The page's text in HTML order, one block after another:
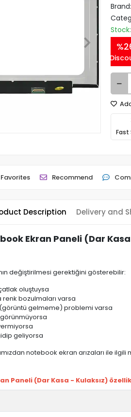
Brand:
Fast
Recommend
Description Delivery and
Ekran Paneli (Dar
değiştirilmesi gerektiğini gösterebilir:
oluştuysa
bozulmaları varsa
gelmeme) problemi varsa
görünmüyorsa
geliyorsa
notebook ekran arızaları ile
Paneli (Dar Kasa - Kulaksız)